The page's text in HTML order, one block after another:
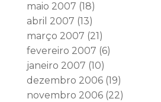
maio 2007 (18)
abril 2007 (13)
março 2007 (21)
fevereiro 2007 (6)
janeiro 2007 (10)
dezembro 2006(19)
novembro 2006(22)